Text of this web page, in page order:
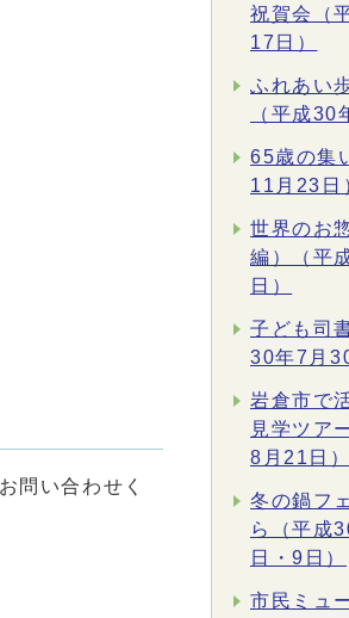
問い合わせく
祝賀会（
17日）
ふれあい
（平成30
65歳の集
11月23日
世界のお
編）（平
日）
子ども司
30年7月
岩倉市で
見学ツア
8月21日）
冬の鍋フ
ら（平成
日・9日）
市民ミュ